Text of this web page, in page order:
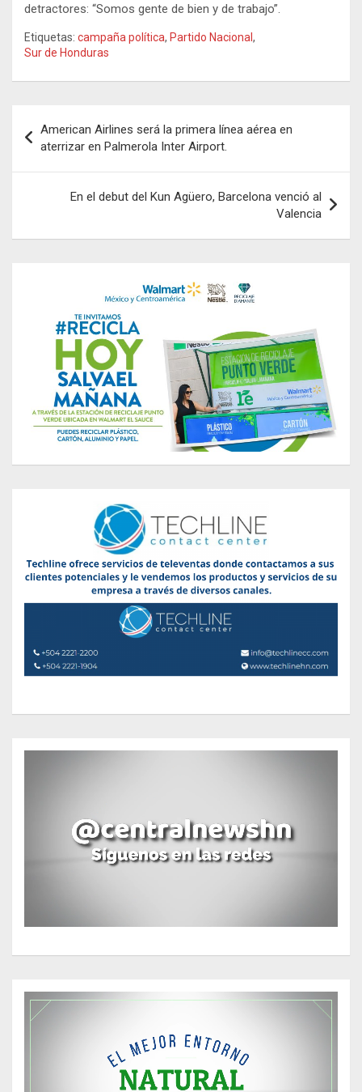
detractores: “Somos gente de bien y de trabajo”.
Etiquetas: campaña política, Partido Nacional ,
Sur de Honduras
de
entradas
American Airlines será la primera línea aérea en
aterrizar en Palmerola Inter Airport.
En el debut del Kun Agüero, Barcelona venció al
Valencia